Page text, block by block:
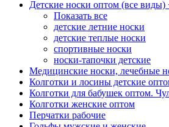
Детские носки оптом (все виды)
Показать все
детские летние носки
детские теплые носки
спортивные носки
носки-тапочки детские
Медицинские носки, лечебные
Колготки и лосины детские
Колготки для бабушек оптом.
Колготки женские оптом
Перчатки рабочие